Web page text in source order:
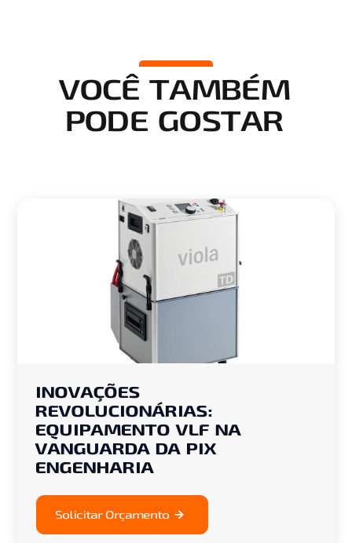
VOCÊ TAMBÉM
PODE GOSTAR
INOVAÇÕES
REVOLUCIONÁRIAS:
EQUIPAMENTO VLF NA
VANGUARDA DA PIX
ENGENHARIA
Solicitar Orçamento